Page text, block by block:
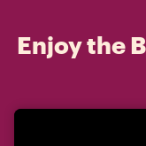
Enjoy the